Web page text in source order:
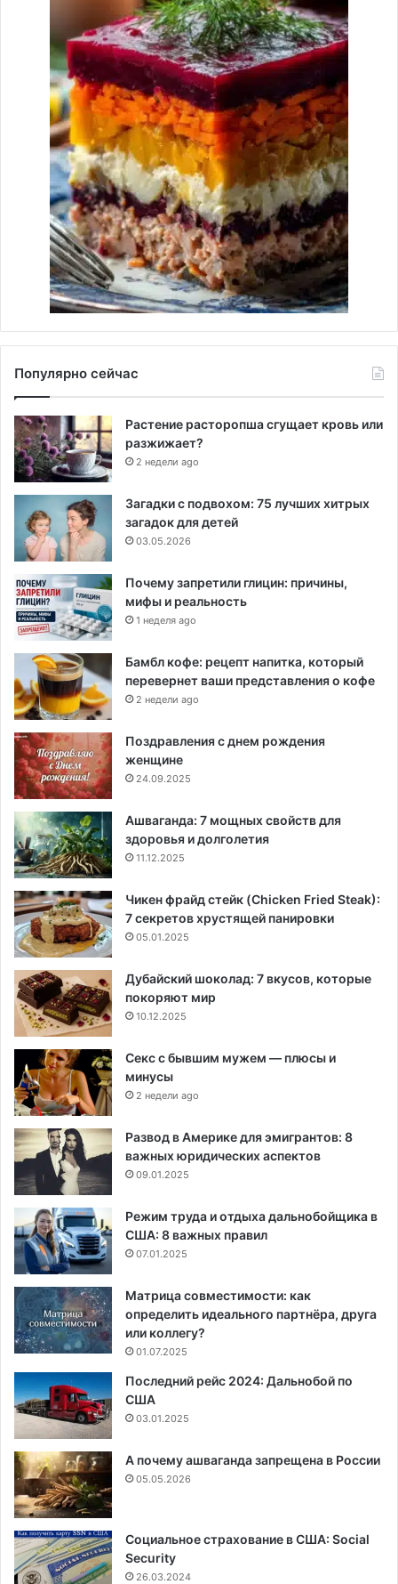
Популярно сейчас
Растение расторопша сгущает кровь или
разжижает?
2 недели ago
Загадки с подвохом: 75 лучших хитрых
загадок для детей
03.05.2026
Почему запретили глицин: причины,
мифы и реальность
1 неделя ago
Бамбл кофе: рецепт напитка, который
перевернет ваши представления о кофе
2 недели ago
Поздравления с днем рождения
женщине
24.09.2025
Ашваганда: 7 мощных свойств для
здоровья и долголетия
11.12.2025
Чикен фрайд стейк (Chicken Fried Steak):
7 секретов хрустящей панировки
05.01.2025
Дубайский шоколад: 7 вкусов, которые
покоряют мир
10.12.2025
Секс с бывшим мужем — плюсы и
минусы
2 недели ago
Развод в Америке для эмигрантов: 8
важных юридических аспектов
09.01.2025
Режим труда и отдыха дальнобойщика в
США: 8 важных правил
07.01.2025
Матрица совместимости: как
определить идеального партнёра, друга
или коллегу?
01.07.2025
Последний рейс 2024: Дальнобой по
США
03.01.2025
А почему ашваганда запрещена в России
05.05.2026
Социальное страхование в США: Social
Security
26.03.2024